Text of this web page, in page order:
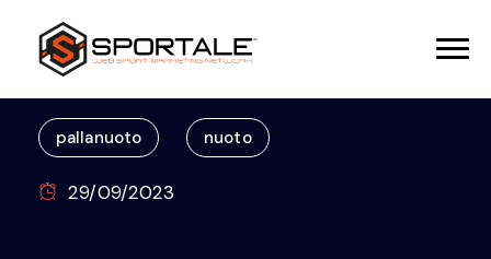
pallanuoto nuoto
29/09/2023